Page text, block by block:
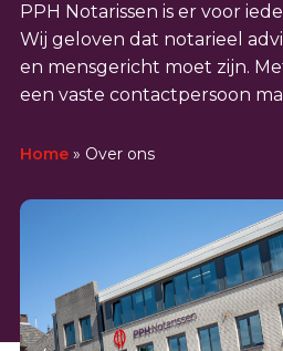
PPH Notarissen is er voor
Wij geloven dat notarieel
en mensgericht moet zijn.
een vaste contactpersoon
Home» Over ons